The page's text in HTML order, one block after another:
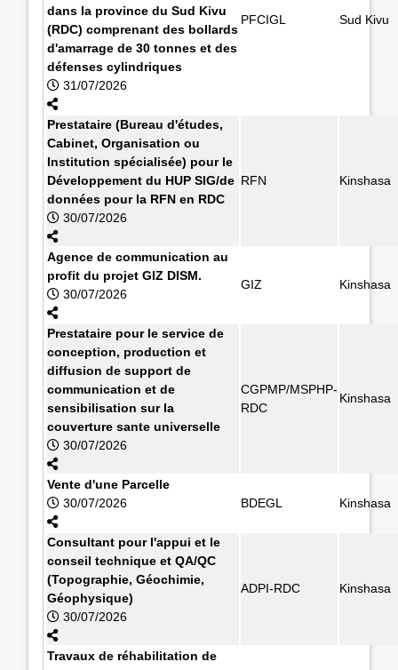
dans la province du Sud Kivu
(RDC) comprenant des bollards
d'amarrage de 30 tonnes et des
défenses cylindriques
31/07/2026
PFCIGL Sud Kivu
Prestataire (Bureau d'études,
Cabinet, Organisation ou
Institution spécialisée) pour le
Développement du HUP SIG/de
données pour la RFN en RDC
30/07/2026
RFN Kinshasa
Agence de communication au
profit du projet GIZ DISM.
30/07/2026
GIZ Kinshasa
Prestataire pour le service de
conception, production et
diffusion de support de
communication et de
sensibilisation sur la
couverture sante universelle
30/07/2026
CGPMP/MSPHP-
RDC
Kinshasa
Vente d'une Parcelle
30/07/2026
BDEGL Kinshasa
Consultant pour l'appui et le
conseil technique et QA/QC
(Topographie, Géochimie,
Géophysique)
30/07/2026
ADPI-RDC Kinshasa
Travaux de réhabilitation de